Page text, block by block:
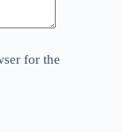
for the